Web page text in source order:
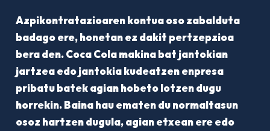
Azpikontratazioaren kontua oso zabalduta
badago ere, honetan ez dakit pertzepzioa
bera den. Coca Cola makina bat jantokian
jartzea edo jantokia kudeatzen enpresa
pribatu batek agian hobeto lotzen dugu
horrekin. Baina hau ematen du normaltasun
osoz hartzen dugula, agian etxean ere edo